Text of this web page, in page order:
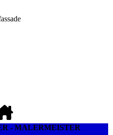
- MALERMEISTER